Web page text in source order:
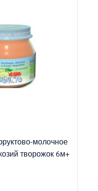
молочное
творожок 6м+